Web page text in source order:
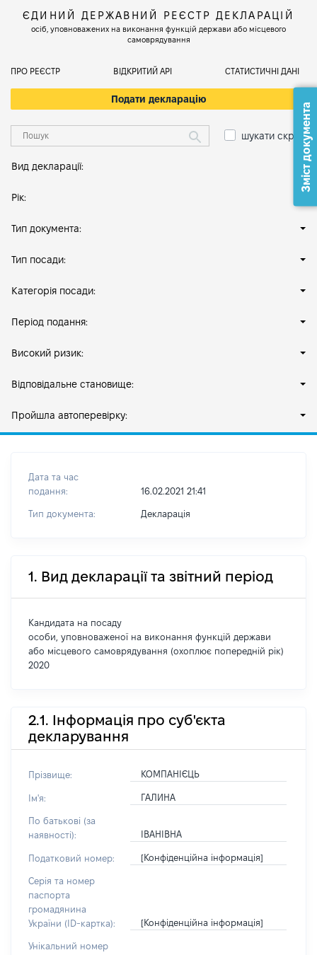
ЄДИНИЙ ДЕРЖАВНИЙ РЕЄСТР ДЕКЛАРАЦІЙ
осіб, уповноважених на виконання функцій держави або місцевого
самоврядування
ПРО РЕЄСТР ВІДКРИТИЙ АРІ СТАТИСТИЧНІ ДАНІ
Подати декларацію
шукати скрізь
Вид декларації:
Рік:
Тип документа:
Тип посади:
Категорія посади:
Період подання:
Високий ризик:
Відповідальне становище:
Пройшла автоперевірку:
Дата та час
подання:
16.02.2021 21:41
Тип документа: Декларація
1. Вид декларації та звітний період
Кандидата на посаду
особи, уповноваженої на виконання функцій держави
або місцевого самоврядування (охоплює попередній рік)
2020
2.1. Інформація про суб'єкта
декларування
Прізвище: КОМПАНІЄЦЬ
Ім'я: ГАЛИНА
По батькові (за
наявності):
ІВАНІВНА
Податковий номер: [Конфіденційна інформація]
Серія та номер
паспорта
громадянина
України (ID-картка):
[Конфіденційна інформація]
Унікальний номер
Зміст документа